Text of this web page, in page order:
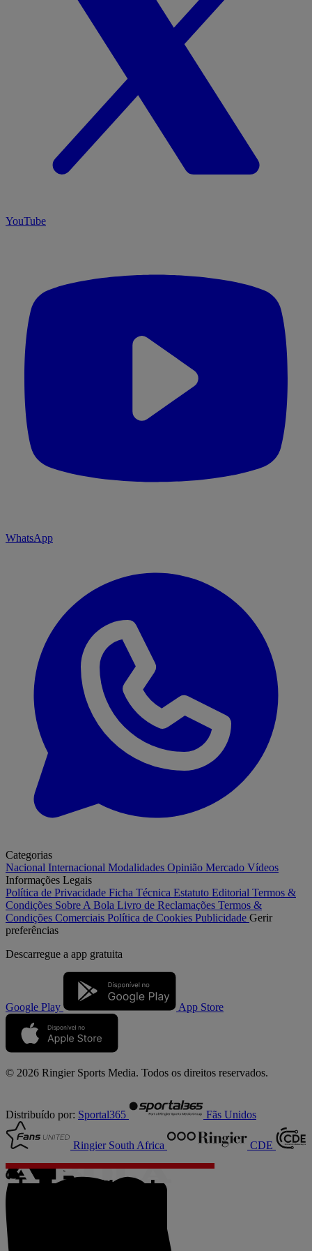
YouTube
WhatsApp
Categorias
Nacional Internacional Modalidades Opinião Mercado Vídeos
Informações Legais
Política de Privacidade Ficha Técnica Estatuto Editorial Termos &
Condições Sobre A Bola Livro de Reclamações Termos &
Condições Comerciais Política de Cookies Publicidade Gerir
preferências
Descarregue a app gratuita
Google Play App Store
© 2026 Ringier Sports Media. Todos os direitos reservados.
Distribuído por: Sportal365 Fãs Unidos
Ringier South Africa CDE